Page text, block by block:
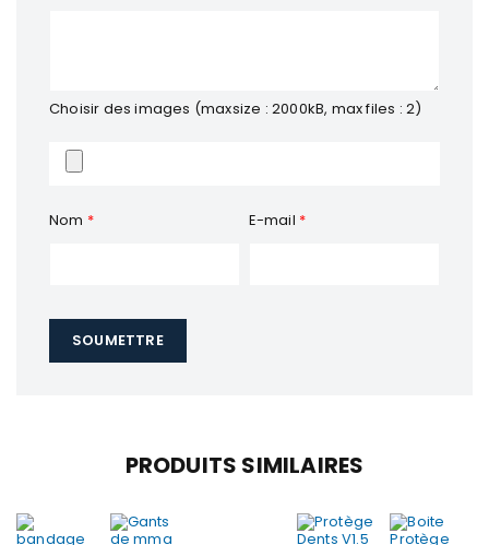
Choisir des images (maxsize : 2000kB, max files : 2)
Nom * E-mail *
PRODUITS SIMILAIRES